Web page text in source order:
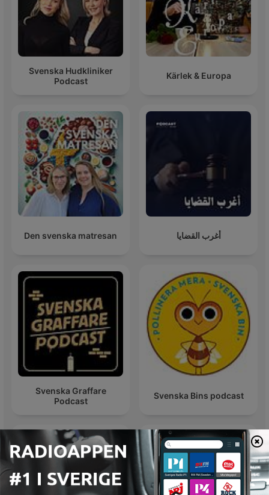
Svenska Hudkliniker
Podcast
Kärlek & Europa
Den svenska matresan أغرب القضايا
Svenska Graffare
Podcast
Svenska Bins podcast